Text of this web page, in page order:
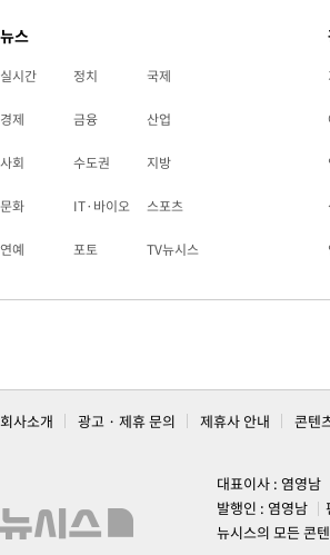
뉴스
실시간 정치 국제
경제 금융 산업
사회 수도권 지방
문화 IT·바이오 스포츠
연예 포토 TV뉴시스
회사소개 광고 · 제휴 문의 제휴사 안내 콘텐
대표이사 : 염영남
발행인 : 염영남
뉴시스의 모든 콘